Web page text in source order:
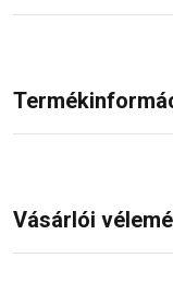
Vásárlói